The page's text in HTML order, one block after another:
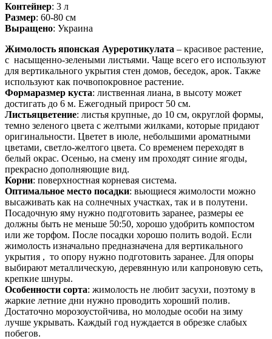
Контейнер: 3 л
Размер: 60-80 см
Выращено: Украина
Жимолость японская Ауреротикулата – красивое растение,
с насыщенно-зелеными листьями. Чаще всего его используют
для вертикального укрытия стен домов, беседок, арок. Также
используют как почвопокровное растение.
Формаразмер куста: лиственная лиана, в высоту может
достигать до 6 м. Ежегодный прирост 50 см.
Листьяцветение: листья крупные, до 10 см, округлой формы,
темно зеленого цвета с желтыми жилками, которые придают
оригинальности. Цветет в июле, небольшими ароматными
цветами, светло-желтого цвета. Со временем переходят в
белый окрас. Осенью, на смену им проходят синие ягоды,
прекрасно дополняющие вид.
Корни: поверхностная корневая система.
Оптимальное место посадки: вьющиеся жимолости можно
высаживать как на солнечных участках, так и в полутени.
Посадочную яму нужно подготовить заранее, размеры ее
должны быть не меньше 50:50, хорошо удобрить компостом
или же торфом. После посадки хорошо полить водой. Если
жимолость изначально предназначена для вертикального
укрытия , то опору нужно подготовить заранее. Для опоры
выбирают металлическую, деревянную или капроновую сеть,
крепкие шнуры.
Особенности сорта: жимолость не любит засухи, поэтому в
жаркие летние дни нужно проводить хороший полив.
Достаточно морозоустойчива, но молодые особи на зиму
лучше укрывать. Каждый год нуждается в обрезке слабых
побегов.